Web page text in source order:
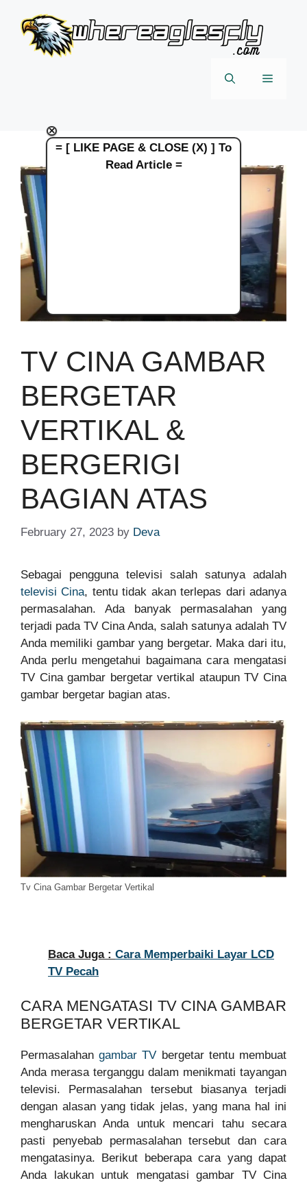
content
Menu
TV CINA GAMBAR
BERGETAR
VERTIKAL &
BERGERIGI
BAGIAN ATAS
February 27, 2023 by Deva
Sebagai pengguna televisi salah satunya adalah
televisi Cina, tentu tidak akan terlepas dari adanya
permasalahan. Ada banyak permasalahan yang
terjadi pada TV Cina Anda, salah satunya adalah TV
Anda memiliki gambar yang bergetar. Maka dari itu,
Anda perlu mengetahui bagaimana cara mengatasi
TV Cina gambar bergetar vertikal ataupun TV Cina
gambar bergetar bagian atas.
Tv Cina Gambar Bergetar Vertikal
Baca Juga : Cara Memperbaiki Layar LCD
TV Pecah
CARA MENGATASI TV CINA GAMBAR
BERGETAR VERTIKAL
Permasalahangambar TV bergetar tentu membuat
Anda merasa terganggu dalam menikmati tayangan
televisi. Permasalahan tersebut biasanya terjadi
dengan alasan yang tidak jelas, yang mana hal ini
mengharuskan Anda untuk mencari tahu secara
pasti penyebab permasalahan tersebut dan cara
mengatasinya. Berikut beberapa cara yang dapat
Anda lakukan untuk mengatasi gambar TV Cina
×
= [ LIKE PAGE & CLOSE (X) ] To
Read Article =